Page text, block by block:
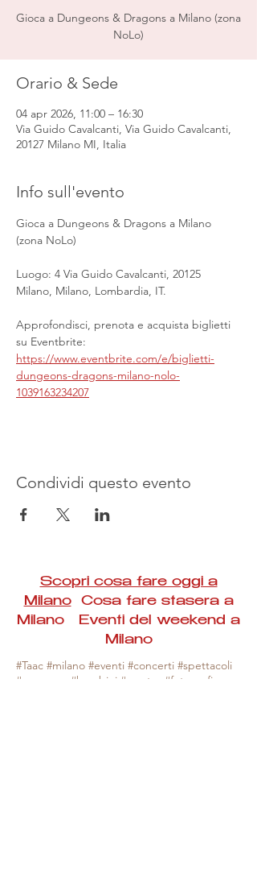
Gioca a Dungeons & Dragons a Milano (zona
NoLo)
Orario & Sede
04 apr 2026, 11:00 – 16:30
Via Guido Cavalcanti, Via Guido Cavalcanti,
20127 Milano MI, Italia
Info sull'evento
Gioca a Dungeons & Dragons a Milano
(zona NoLo)
Luogo: 4 Via Guido Cavalcanti, 20125
Milano, Milano, Lombardia, IT.
Approfondisci, prenota e acquista biglietti
su Eventbrite:
https://www.eventbrite.com/e/biglietti-
dungeons-dragons-milano-nolo-
1039163234207
Condividi questo evento
Scopri cosa fare oggi a
MilanoCosa fare stasera a
Milano Eventi del weekend a
Milano
#Taac #milano #eventi #concerti #spettacoli
#rassegne #bambini #mostre #fotografia